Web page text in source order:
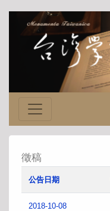
徵稿
公告日期
2018-10-08